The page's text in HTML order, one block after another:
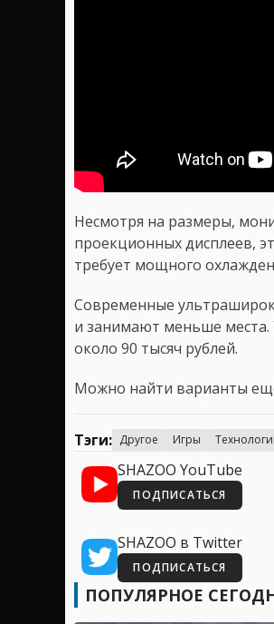
Несмотря на размеры,
проекционных дисплеев,
требует мощного
Современные
и занимают меньше места.
около 90 тысяч рублей.
Можно найти варианты
Тэги: Другое Игры
SHAZOO YouTube
ПОДПИСАТЬСЯ
SHAZOO в Twitter
ПОДПИСАТЬСЯ
ПОПУЛЯРНОЕ